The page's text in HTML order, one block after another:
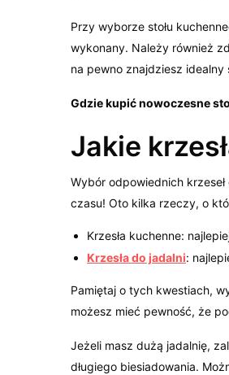
Przy wyborze stołu
wykonany. Należy również
na pewno znajdziesz idealny
Gdzie kupić nowoczesne
Jakie
Wybór odpowiednich
czasu! Oto kilka rzeczy, o
Krzesła kuchenne:
Krzesła do jadalni:
Pamiętaj o tych kwestiach,
możesz mieć pewność, że
Jeżeli masz dużą jadalnię,
długiego biesiadowania.